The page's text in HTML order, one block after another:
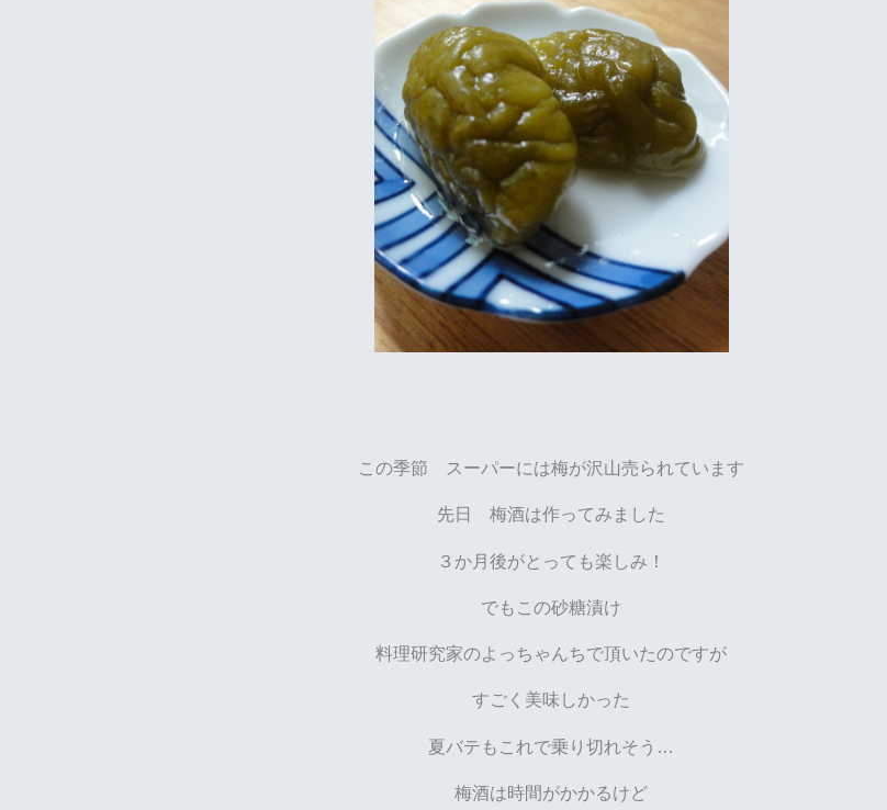
この季節 スーパーには梅が沢山売られています
先日 梅酒は作ってみました
３か月後がとっても楽しみ！
でもこの砂糖漬け
料理研究家のよっちゃんちで頂いたのですが
すごく美味しかった
夏バテもこれで乗り切れそう…
梅酒は時間がかかるけど